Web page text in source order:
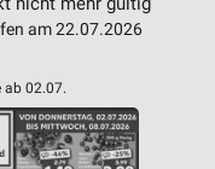
am 22.07.2026
ab 02.07.